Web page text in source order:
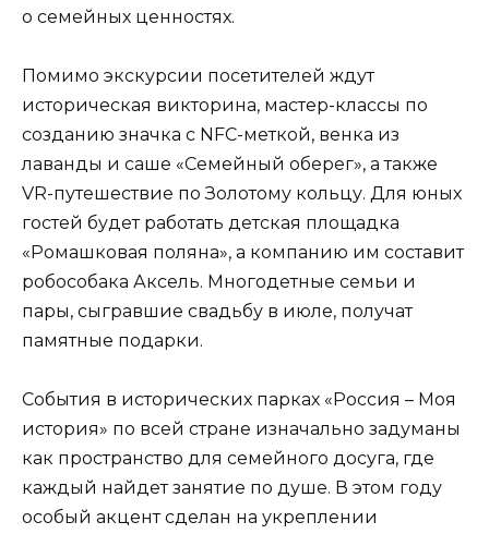
о семейных ценностях.
Помимо экскурсии посетителей ждут
историческая викторина, мастер-классы по
созданию значка с NFC-меткой, венка из
лаванды и саше «Семейный оберег», а также
VR-путешествие по Золотому кольцу. Для юных
гостей будет работать детская площадка
«Ромашковая поляна», а компанию им составит
робособака Аксель. Многодетные семьи и
пары, сыгравшие свадьбу в июле, получат
памятные подарки.
События в исторических парках «Россия – Моя
история» по всей стране изначально задуманы
как пространство для семейного досуга, где
каждый найдет занятие по душе. В этом году
особый акцент сделан на укреплении